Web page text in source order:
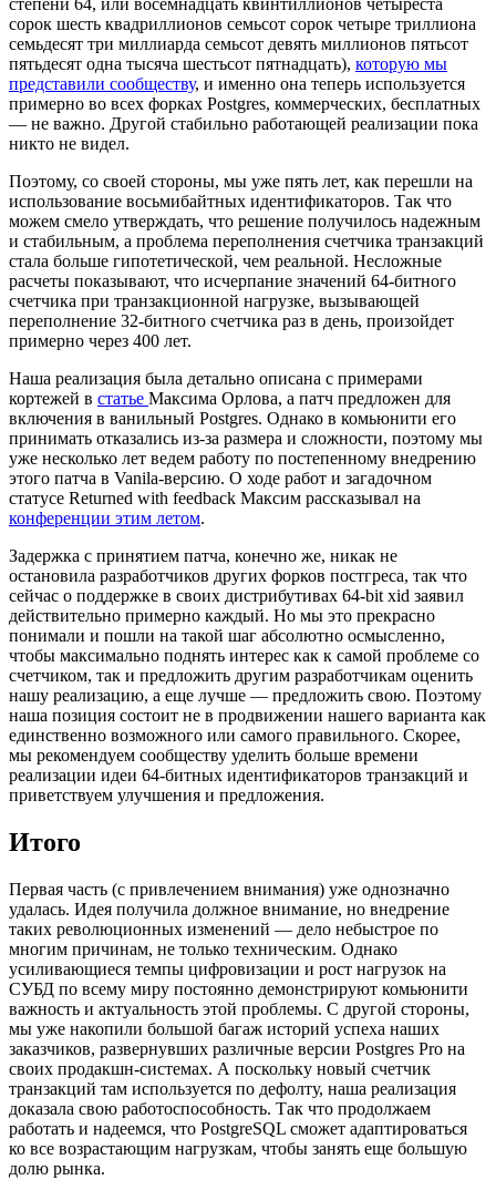
степени 64, или восемнадцать квинтиллионов четыреста
сорок шесть квадриллионов семьсот сорок четыре триллиона
семьдесят три миллиарда семьсот девять миллионов пятьсот
пятьдесят одна тысяча шестьсот пятнадцать), которую мы
представили сообществу, и именно она теперь используется
примерно во всех форках Postgres, коммерческих, бесплатных
— не важно. Другой стабильно работающей реализации пока
никто не видел.
Поэтому, со своей стороны, мы уже пять лет, как перешли на
использование восьмибайтных идентификаторов. Так что
можем смело утверждать, что решение получилось надежным
и стабильным, а проблема переполнения счетчика транзакций
стала больше гипотетической, чем реальной. Несложные
расчеты показывают, что исчерпание значений 64-битного
счетчика при транзакционной нагрузке, вызывающей
переполнение 32-битного счетчика раз в день, произойдет
примерно через 400 лет.
Наша реализация была детально описана с примерами
кортежей в статье Максима Орлова, а патч предложен для
включения в ванильный Postgres. Однако в комьюнити его
принимать отказались из-за размера и сложности, поэтому мы
уже несколько лет ведем работу по постепенному внедрению
этого патча в Vanila-версию. О ходе работ и загадочном
статусе Returned with feedback Максим рассказывал на
конференции этим летом.
Задержка с принятием патча, конечно же, никак не
остановила разработчиков других форков постгреса, так что
сейчас о поддержке в своих дистрибутивах 64-bit xid заявил
действительно примерно каждый. Но мы это прекрасно
понимали и пошли на такой шаг абсолютно осмысленно,
чтобы максимально поднять интерес как к самой проблеме со
счетчиком, так и предложить другим разработчикам оценить
нашу реализацию, а еще лучше — предложить свою. Поэтому
наша позиция состоит не в продвижении нашего варианта как
единственно возможного или самого правильного. Скорее,
мы рекомендуем сообществу уделить больше времени
реализации идеи 64-битных идентификаторов транзакций и
приветствуем улучшения и предложения.
Итого
Первая часть (с привлечением внимания) уже однозначно
удалась. Идея получила должное внимание, но внедрение
таких революционных изменений — дело небыстрое по
многим причинам, не только техническим. Однако
усиливающиеся темпы цифровизации и рост нагрузок на
СУБД по всему миру постоянно демонстрируют комьюнити
важность и актуальность этой проблемы. С другой стороны,
мы уже накопили большой багаж историй успеха наших
заказчиков, развернувших различные версии Postgres Pro на
своих продакшн-системах. А поскольку новый счетчик
транзакций там используется по дефолту, наша реализация
доказала свою работоспособность. Так что продолжаем
работать и надеемся, что PostgreSQL сможет адаптироваться
ко все возрастающим нагрузкам, чтобы занять еще большую
долю рынка.